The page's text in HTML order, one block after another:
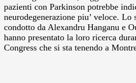
pazienti con Parkinson potrebbe
neurodegenerazione piu’ veloce. Lo
condotto da Alexandru Hanganu e
hanno presentato la loro ricerca
Congress che si sta tenendo a